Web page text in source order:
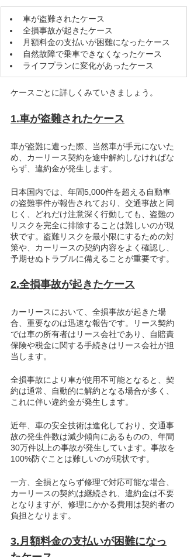
車が盗難されたケース
全損事故が起きたケース
月額料金の支払いが困難になったケース
自然故障で乗車できなくなったケース
ライフプランに変化があったケース
ケースごとに詳しくみていきましょう。
1.車が盗難されたケース
車が盗難に遭った際、当然車が手元にないた
め、カーリース契約を途中解約しなければな
らず、違約金が発生します。
日本国内では、年間5,000件を超える自動車
の盗難事件が報告されており、交通事故と同
じく、どれだけ注意深く行動しても、盗難の
リスクを完全に排除することは難しいのが現
状です。盗難リスクを最小限にするための対
策や、カーリースの契約内容をよく確認し、
予期せぬトラブルに備えることが重要です。
2.全損事故が起きたケース
カーリースにおいて、全損事故が起きた場
合、重要なのは迅速な報告です。リース契約
では車の所有者はリース会社であり、自賠責
保険や税金に関する手続きはリース会社が担
当します。
全損事故により車が使用不可能となると、契
約は通常、自動的に解約となる場合が多く、
これに伴い違約金が発生します。
近年、車の安全技術は進化しており、交通事
故の発生件数は減少傾向にあるものの、年間
30万件以上の事故が発生しています。事故を
100%防ぐことは難しいのが現状です。
一方、全損とならず修理で対応可能な場合、
カーリースの契約は継続され、違約金は不要
となりますが、修理にかかる費用は契約者の
負担となります。
3.月額料金の支払いが困難になっ